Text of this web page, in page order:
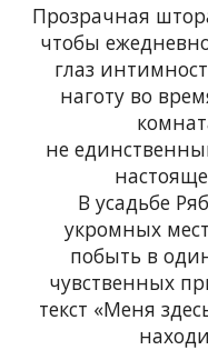
Прозрачная
чтобы
глаз
наготу во
не
В усадьбе
укромных
побыть в
чувственных
текст «Меня